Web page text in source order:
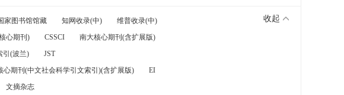
家图书馆馆藏 知网收录(中)
维普收录(中)
心期刊) CSSCI
南大核心期刊(含扩展版)
引(波兰)
JST
心期刊(中文社会科学引文索引)(含扩展版)
EI
文摘杂志
收起